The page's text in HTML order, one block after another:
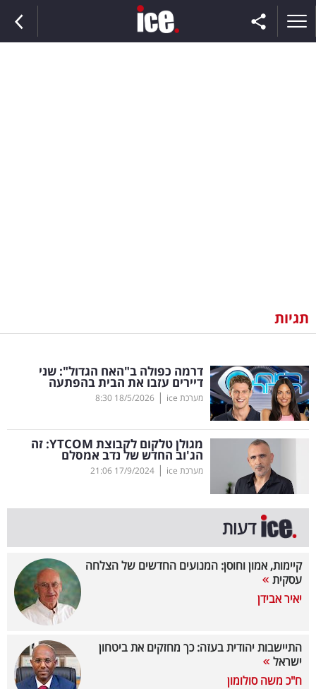
וצרכנות
דיגיטל
וטק
שיווק
ופרסום
משפט
מדדים
ומחקרים
דעות
רכילות
קריפטו
תגיות
דרמה כפולה ב"האח הגדול": שני
דיירים עזבו את הבית בהפתעה
מערכת ice |
18/5/2026
8:30
מגולן טלקום לקבוצת YTCOM: זה
הג'וב החדש של נדב אמסלם
מערכת ice |
17/9/2024
21:06
דעות
קיימות, אמון וחוסן: המנועים החדשים של הצלחה
עסקית
יאיר אבידן
התיישבות יהודית בעזה: כך מחזקים את ביטחון
ישראל
ח"כ משה סולומון